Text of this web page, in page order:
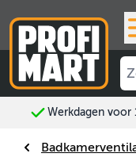
Werkdagen voor